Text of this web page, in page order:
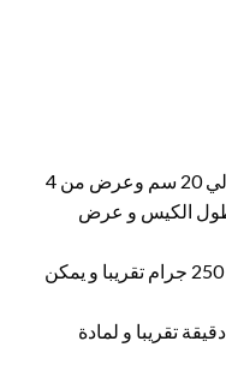
حجم الكيس طول الكيس من 5 سم الي 20 سم وعرض من 4
طول الكيس و عرض
كمية المواد التي تعبأ من 5 جرام حتي 250 جرام تقريبا و يمكن
33 حتي 80 كيس / دقيقة تقريبا و لمادة